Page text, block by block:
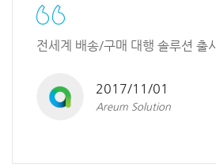
전세계 배송/구매 대행 솔루션 출시
2017/11/01
Areum Solution